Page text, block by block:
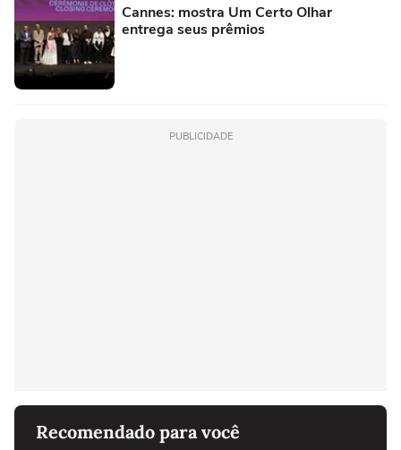
Cannes: mostra Um Certo Olhar
entrega seus prêmios
PUBLICIDADE
Recomendado para você